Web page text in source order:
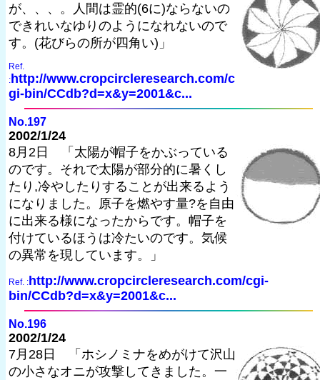
が、、、。人間は霊的(6に)ならないの
できれいなゆりのようになれないので
す。(花びらの所が四角い)」
Ref.
: http://www.cropcircleresearch.com/c
gi-bin/CCdb?d=x&y=2001&c...
No.197
2002/1/24
8月2日 「太陽が帽子をかぶっている
のです。それで太陽が部分的に暑くし
たり,冷やしたりすることが出来るよう
になりました。原子を燃やす量?を自由
に出来る様になったからです。帽子を
付けているほうは冷たいのです。気候
の異常を現しています。」
Ref. : http://www.cropcircleresearch.com/cgi-
bin/CCdb?d=x&y=2001&c...
No.196
2002/1/24
7月28日 「ホシノミナをめがけて沢山
の小さなオニが攻撃してきました。一